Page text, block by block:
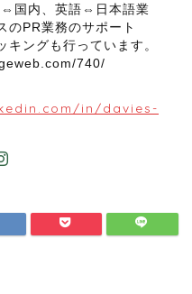
⇔国内、英語⇔日本語業
のPR業務のサポート
ングも行っています。
740/
in/davies-